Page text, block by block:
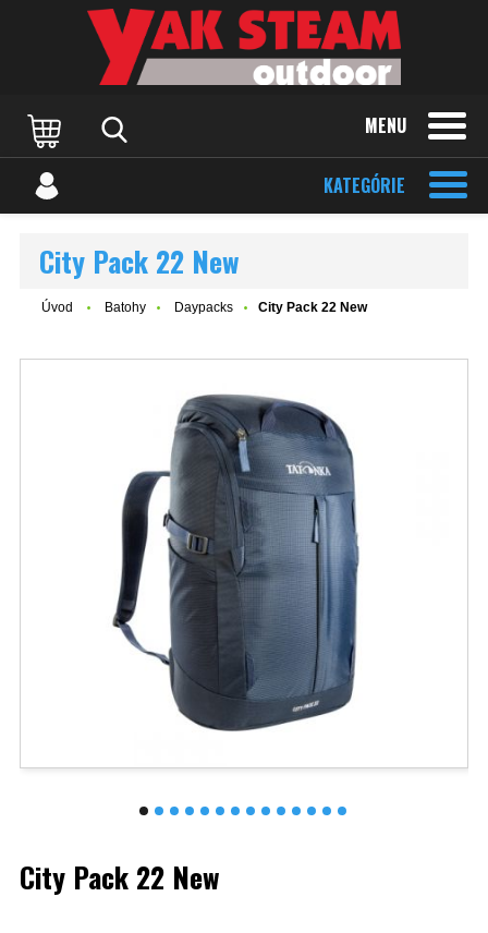
MENU
KATEGÓRIE
City Pack 22 New
Úvod Batohy Daypacks City Pack 22 New
City Pack 22 New